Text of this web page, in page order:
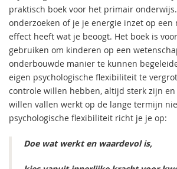
praktisch boek voor het primair
onderzoeken of je je energie inzet op
effect heeft wat je beoogt. Het boek is
gebruiken om kinderen op een
onderbouwde manier te kunnen
eigen psychologische flexibiliteit te
controle willen hebben, altijd sterk zijn
willen vallen werkt op de lange termijn
psychologische flexibiliteit richt je je op:
Doe wat werkt en waardevol is,